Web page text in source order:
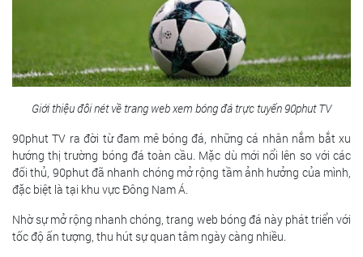
Giới thiệu đôi nét về trang web xem bóng đá trực tuyến 90phut TV
90phut TV ra đời từ đam mê bóng đá, những cá nhân nắm bắt xu
hướng thị trường bóng đá toàn cầu. Mặc dù mới nổi lên so với các
đối thủ, 90phut đã nhanh chóng mở rộng tầm ảnh hưởng của mình,
đặc biệt là tại khu vực Đông Nam Á.
Nhờ sự mở rộng nhanh chóng, trang web bóng đá này phát triển với
tốc độ ấn tượng, thu hút sự quan tâm ngày càng nhiều.